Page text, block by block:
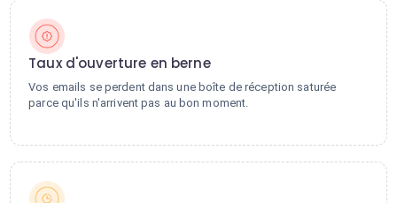
Taux d'ouverture en berne
Vos emails se perdent dans une boîte de réception saturée
parce qu'ils n'arrivent pas au bon moment.